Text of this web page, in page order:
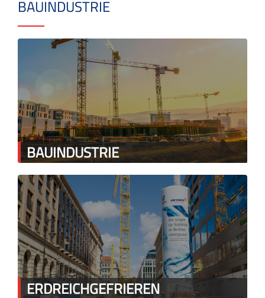
BAUINDUSTRIE
BAUINDUSTRIE
ERDREICHGEFRIEREN